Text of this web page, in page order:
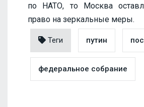
по НАТО, то Москва
право на зеркальные меры.
Теги путин
федеральное собрание